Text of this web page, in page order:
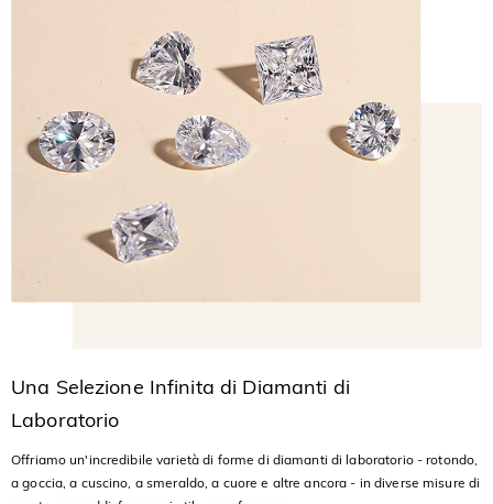
Una Selezione Infinita di Diamanti di
Laboratorio
Offriamo un'incredibile varietà di forme di diamanti di laboratorio - rotondo,
a goccia, a cuscino, a smeraldo, a cuore e altre ancora - in diverse misure di